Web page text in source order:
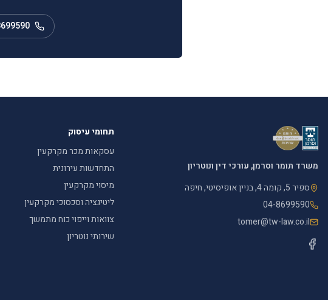
משרד תומר וסרמן, עורכי דין ונוטריון
ספיר 5, קומה 4, בניין אופיסיטי, חיפה
04-8699590
tomer@tw-law.co.il
תחומי עיסוק
עסקאות מכר מקרקעין
התחדשות עירונית
מיסוי מקרקעין
ליטיגציה וסכסוכי מקרקעין
צוואות וייפוי כוח מתמשך
שירותי נוטריון